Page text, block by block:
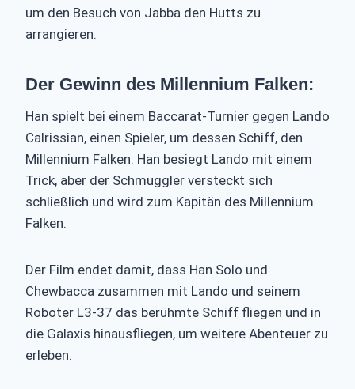
um den Besuch von Jabba den Hutts zu
arrangieren.
Der Gewinn des Millennium Falken:
Han spielt bei einem Baccarat-Turnier gegen Lando
Calrissian, einen Spieler, um dessen Schiff, den
Millennium Falken. Han besiegt Lando mit einem
Trick, aber der Schmuggler versteckt sich
schließlich und wird zum Kapitän des Millennium
Falken.
Der Film endet damit, dass Han Solo und
Chewbacca zusammen mit Lando und seinem
Roboter L3-37 das berühmte Schiff fliegen und in
die Galaxis hinausfliegen, um weitere Abenteuer zu
erleben.